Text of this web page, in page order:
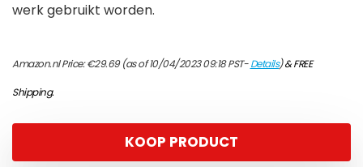
werk gebruikt worden.
Amazon.nl Price:€29.69(as of 10/04/2023 09:18 PST-Details)&FREE
Shipping.
KOOP PRODUCT